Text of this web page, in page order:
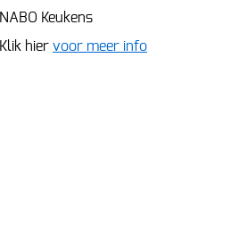
NABO Keukens
Klik hier voor meer info